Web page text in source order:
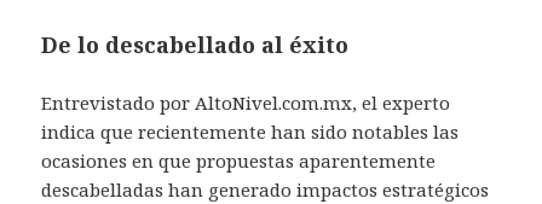
De lo descabellado al éxito
Entrevistado por AltoNivel.com.mx, el experto
indica que recientemente han sido notables las
ocasiones en que propuestas aparentemente
descabelladas han generado impactos estratégicos